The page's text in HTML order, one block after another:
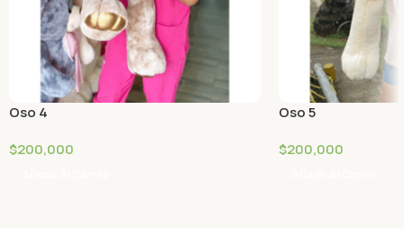
Oso 4
$200,000
Oso 5
$200,000